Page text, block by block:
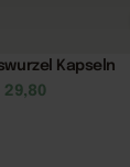
Kapseln
29,80